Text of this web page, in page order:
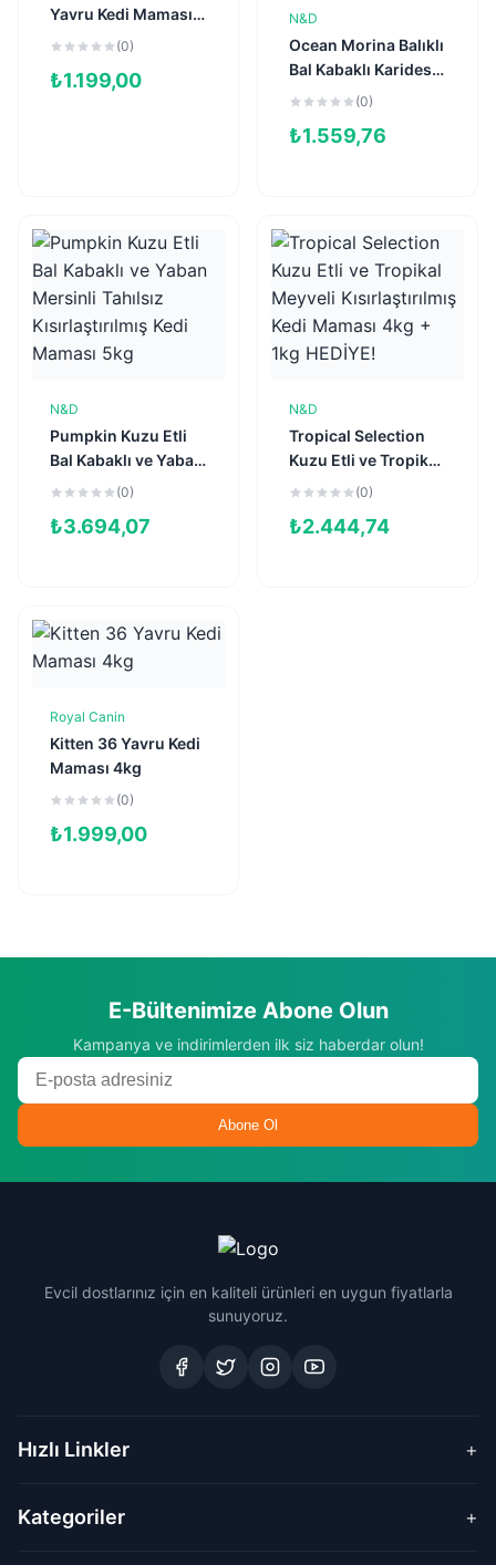
Yavru Kedi Maması
2kg
(0)
₺1.199,00
N&D
Ocean Morina Balıklı
Bal Kabaklı Karidesli
ve Kavunlu Tahılsız
1,5kg
(0)
₺1.559,76
N&D
Pumpkin Kuzu Etli
Bal Kabaklı ve Yaban
Mersinli Tahılsız
Maması 5kg
(0)
₺3.694,07
N&D
Tropical Selection
Kuzu Etli ve Tropikal
Meyveli
Maması 4kg + 1kg
(0)
₺2.444,74
Sepete Ekle
Royal Canin
Kitten 36 Yavru Kedi
Maması 4kg
(0)
₺1.999,00
E-Bültenimize Abone Olun
Kampanya ve indirimlerden ilk siz haberdar olun!
Abone Ol
Evcil dostlarınız için en kaliteli ürünleri en uygun fiyatlarla
sunuyoruz.
Hızlı Linkler +
Kategoriler +